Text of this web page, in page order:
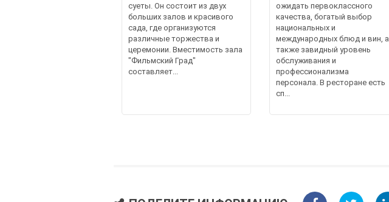
суеты. Он состоит из двух
больших залов и красивого
сада, где организуются
различные торжества и
церемонии. Вместимость зала
"Фильмский Град"
составляет...
ожидать первоклассного
качества, богатый выбор
национальных и
международных блюд и вин, а
также завидный уровень
обслуживания и
профессионализма
персонала. В ресторане есть
сп...